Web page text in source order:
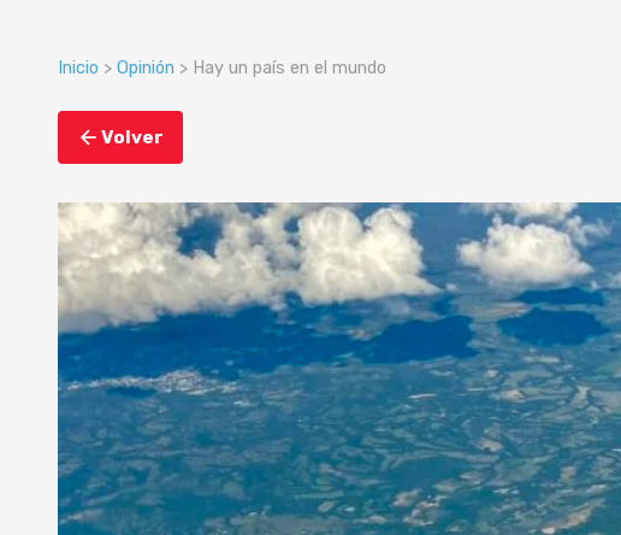
Inicio > Opinión > Hay un país en el mundo
Volver